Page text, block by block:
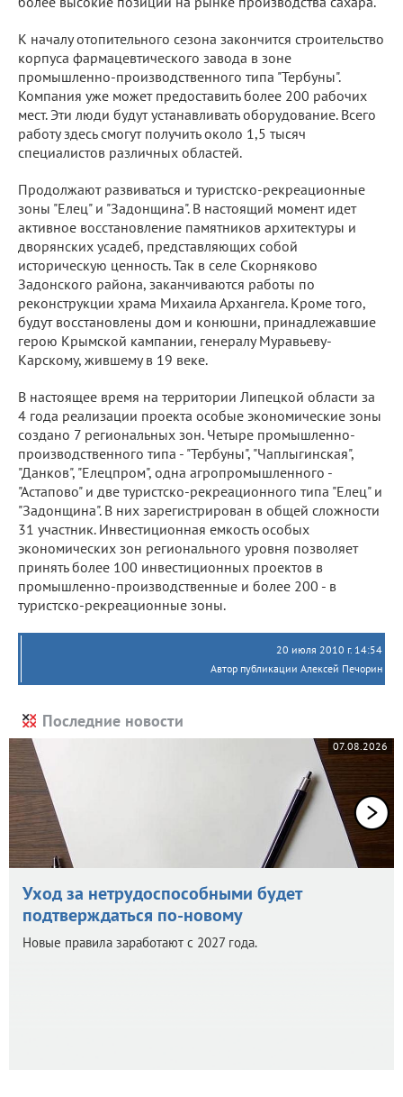
К началу отопительного сезона закончится строительство
корпуса фармацевтического завода в зоне
промышленно-производственного типа "Тербуны".
Компания уже может предоставить более 200 рабочих
мест. Эти люди будут устанавливать оборудование. Всего
работу здесь смогут получить около 1,5 тысяч
специалистов различных областей.
Продолжают развиваться и туристско-рекреационные
зоны "Елец" и "Задонщина". В настоящий момент идет
активное восстановление памятников архитектуры и
дворянских усадеб, представляющих собой
историческую ценность. Так в селе Скорняково
Задонского района, заканчиваются работы по
реконструкции храма Михаила Архангела. Кроме того,
будут восстановлены дом и конюшни, принадлежавшие
герою Крымской кампании, генералу Муравьеву-
Карскому, жившему в 19 веке.
В настоящее время на территории Липецкой области за
4 года реализации проекта особые экономические зоны
создано 7 региональных зон. Четыре промышленно-
производственного типа - "Тербуны", "Чаплыгинская",
"Данков", "Елецпром", одна агропромышленного -
"Астапово" и две туристско-рекреационного типа "Елец" и
"Задонщина". В них зарегистрирован в общей сложности
31 участник. Инвестиционная емкость особых
экономических зон регионального уровня позволяет
принять более 100 инвестиционных проектов в
промышленно-производственные и более 200 - в
туристско-рекреационные зоны.
20 июля 2010 г. 14:54
Автор публикации Алексей Печорин
Последние новости
07.08.2026
Уход за нетрудоспособными будет
подтверждаться по-новому
Новые правила заработают с 2027 года.